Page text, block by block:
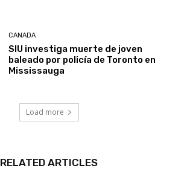
CANADA
SIU investiga muerte de joven
baleado por policía de Toronto en
Mississauga
Load more
RELATED ARTICLES